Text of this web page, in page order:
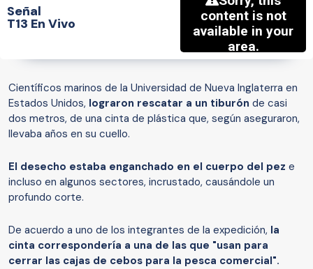
Señal
T13 En Vivo
Científicos marinos de la Universidad de Nueva Inglaterra en
Estados Unidos, lograron rescatar a un tiburón de casi
dos metros, de una cinta de plástica que, según aseguraron,
llevaba años en su cuello.
El desecho estaba enganchado en el cuerpo del pez e
incluso en algunos sectores, incrustado, causándole un
profundo corte.
De acuerdo a uno de los integrantes de la expedición, la
cinta correspondería a una de las que "usan para
cerrar las cajas de cebos para la pesca comercial".